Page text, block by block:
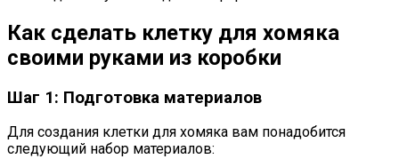
Как сделать клетку для хомяка
своими руками из коробки
Шаг 1: Подготовка материалов
Для создания клетки для хомяка вам понадобится
следующий набор материалов: